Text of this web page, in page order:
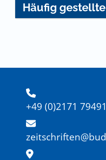
Häufig
+49 (0)2171